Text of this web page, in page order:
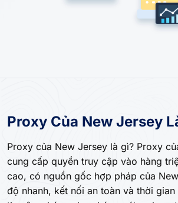
Proxy Của New Jersey
Proxy của New Jersey là gì? Proxy
cung cấp quyền truy cập vào hàng
cao, có nguồn gốc hợp pháp của
độ nhanh, kết nối an toàn và thời